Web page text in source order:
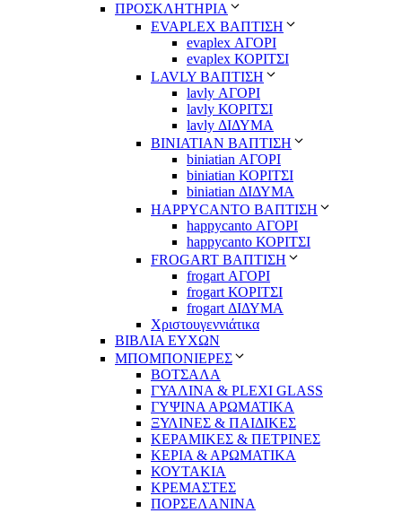
ΠΡΟΣΚΛΗΤΗΡΙΑ
EVAPLEX ΒΑΠΤΙΣΗ
evaplex ΑΓΟΡΙ
evaplex ΚΟΡΙΤΣΙ
LAVLY ΒΑΠΤΙΣΗ
lavly ΑΓΟΡΙ
lavly ΚΟΡΙΤΣΙ
lavly ΔΙΔΥΜΑ
ΒΙΝΙΑΤΙΑΝ ΒΑΠΤΙΣΗ
biniatian ΑΓΟΡΙ
biniatian ΚΟΡΙΤΣΙ
biniatian ΔΙΔΥΜΑ
HAPPYCANTO ΒΑΠΤΙΣΗ
happycanto ΑΓΟΡΙ
happycanto ΚΟΡΙΤΣΙ
FROGART ΒΑΠΤΙΣΗ
frogart ΑΓΟΡΙ
frogart ΚΟΡΙΤΣΙ
frogart ΔΙΔΥΜΑ
Χριστουγεννιάτικα
ΒΙΒΛΙΑ ΕΥΧΩΝ
ΜΠΟΜΠΟΝΙΕΡΕΣ
ΒΟΤΣΑΛΑ
ΓΥΑΛΙΝΑ & PLEXI GLASS
ΓΥΨΙΝΑ ΑΡΩΜΑΤΙΚΑ
ΞΥΛΙΝΕΣ & ΠΑΙΔΙΚΕΣ
ΚΕΡΑΜΙΚΕΣ & ΠΕΤΡΙΝΕΣ
ΚΕΡΙΑ & ΑΡΩΜΑΤΙΚΑ
ΚΟΥΤΑΚΙΑ
ΚΡΕΜΑΣΤΕΣ
ΠΟΡΣΕΛΑΝΙΝΑ